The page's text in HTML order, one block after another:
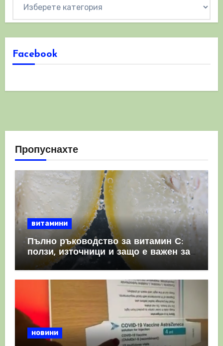
Facebook
Пропуснахте
витамини
Пълно ръководство за витамин С:
ползи, източници и защо е важен за
имунната система
новини